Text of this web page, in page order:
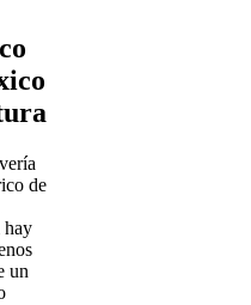
de
hay
un